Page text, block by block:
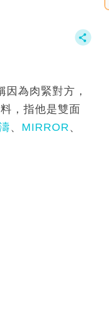
為肉緊對方，
，指他是雙面
、 MIRROR 、